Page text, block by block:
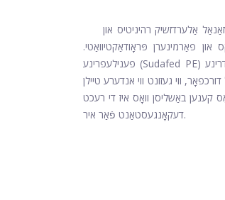
אַלערדזשיק רהיניטיס און
פאַרמינערן פּראָודאַקטיוואַטי.
פענילעפרינע (Sudafed PE) און פּסעודאָעפעדרינע (Sudafed) זענען צוויי טייפּס פון דעקאָנגעסטאַנץ וואָס קען זיין עפעקטיוו אין
ווי געזונט ווי אנדערע טיילן
קענען באַשליסן וואָס איז די רעכט
דעקאָנגעסטאַנט פֿאַר איר.